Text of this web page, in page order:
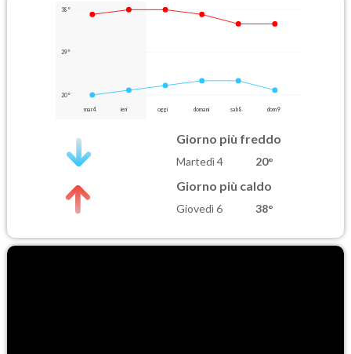
38°
29°
20°
mar 4 ieri oggi domani sab 8 dom 9
Giorno più freddo
Martedì 4 20°
Giorno più caldo
Giovedì 6 38°